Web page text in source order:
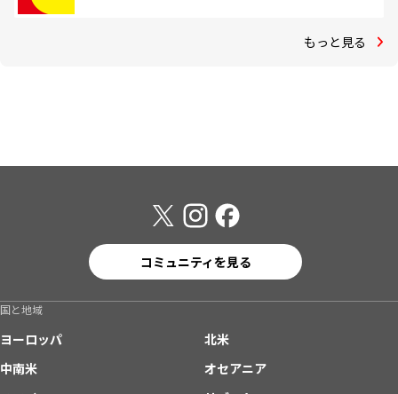
もっと見る
コミュニティを見る
国と地域
ヨーロッパ
北米
中南米
オセアニア